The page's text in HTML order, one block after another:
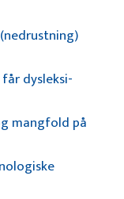
dysleksi-
mangfold på